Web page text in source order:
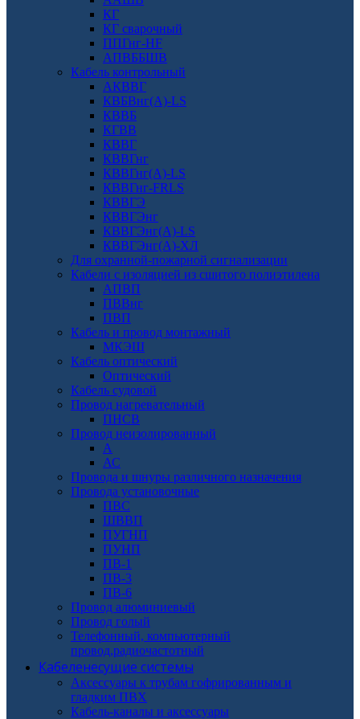
КГ
КГ сварочный
ППГнг-HF
АПВББШВ
Кабель контрольный
АКВВГ
КВБВнг(А)-LS
КВВБ
КГВВ
КВВГ
КВВГнг
КВВГнг(А)-LS
КВВГнг-FRLS
КВВГЭ
КВВГЭнг
КВВГЭнг(А)-LS
КВВГЭнг(А)-ХЛ
Для охранной-пожарной сигнализации
Кабели с изоляцией из сшитого полиэтилена
АПВП
ПВВнг
ПВП
Кабель и провод монтажный
МКЭШ
Кабель оптический
Оптический
Кабель судовой
Провод нагревательный
ПНСВ
Провод неизолированный
А
АС
Провода и шнуры различного назначения
Провода установочные
ПВС
ШВВП
ПУГНП
ПУНП
ПВ-1
ПВ-3
ПВ-6
Провод алюминиевый
Провод голый
Телефонный, компьютерный
провод,радиочастотный
Кабеленесущие системы
Аксессуары к трубам гофрированным и
гладким ПВХ
Кабель-каналы и аксессуары